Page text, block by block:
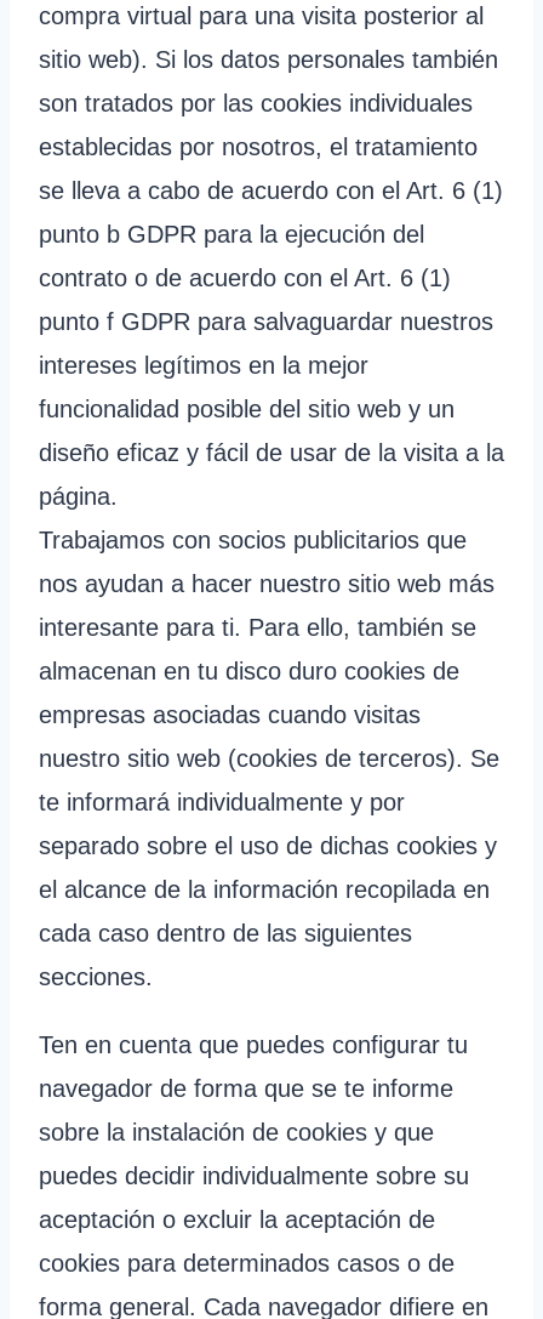
compra virtual para una visita posterior al
sitio web). Si los datos personales también
son tratados por las cookies individuales
establecidas por nosotros, el tratamiento
se lleva a cabo de acuerdo con el Art. 6 (1)
punto b GDPR para la ejecución del
contrato o de acuerdo con el Art. 6 (1)
punto f GDPR para salvaguardar nuestros
intereses legítimos en la mejor
funcionalidad posible del sitio web y un
diseño eficaz y fácil de usar de la visita a la
página.
Trabajamos con socios publicitarios que
nos ayudan a hacer nuestro sitio web más
interesante para ti. Para ello, también se
almacenan en tu disco duro cookies de
empresas asociadas cuando visitas
nuestro sitio web (cookies de terceros). Se
te informará individualmente y por
separado sobre el uso de dichas cookies y
el alcance de la información recopilada en
cada caso dentro de las siguientes
secciones.
Ten en cuenta que puedes configurar tu
navegador de forma que se te informe
sobre la instalación de cookies y que
puedes decidir individualmente sobre su
aceptación o excluir la aceptación de
cookies para determinados casos o de
forma general. Cada navegador difiere en